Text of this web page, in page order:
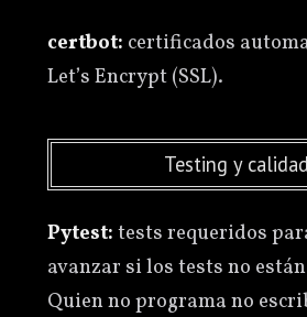
certbot: certificados
Let’s Encrypt (SSL).
Testing y calidad
Pytest:tests requeridos
avanzar si los tests no
Quien no programa no